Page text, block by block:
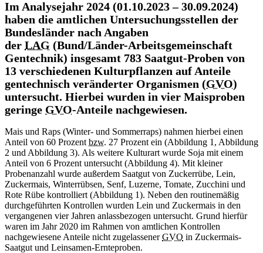
Im Analysejahr 2024 (01.10.2023 – 30.09.2024)
haben die amtlichen Untersuchungsstellen der
Bundesländer nach Angaben
der LAG (Bund/Länder-Arbeitsgemeinschaft
Gentechnik) insgesamt 783 Saatgut-Proben von
13 verschiedenen Kulturpflanzen auf Anteile
gentechnisch veränderter Organismen (GVO)
untersucht. Hierbei wurden in vier Maisproben
geringe GVO-Anteile nachgewiesen.
Mais und Raps (Winter- und Sommerraps) nahmen hierbei einen
Anteil von 60 Prozent bzw. 27 Prozent ein (Abbildung 1, Abbildung
2 und Abbildung 3). Als weitere Kulturart wurde Soja mit einem
Anteil von 6 Prozent untersucht (Abbildung 4). Mit kleiner
Probenanzahl wurde außerdem Saatgut von Zuckerrübe, Lein,
Zuckermais, Winterrübsen, Senf, Luzerne, Tomate, Zucchini und
Rote Rübe kontrolliert (Abbildung 1). Neben den routinemäßig
durchgeführten Kontrollen wurden Lein und Zuckermais in den
vergangenen vier Jahren anlassbezogen untersucht. Grund hierfür
waren im Jahr 2020 im Rahmen von amtlichen Kontrollen
nachgewiesene Anteile nicht zugelassenerGVO in Zuckermais-
Saatgut und Leinsamen-Ernteproben.